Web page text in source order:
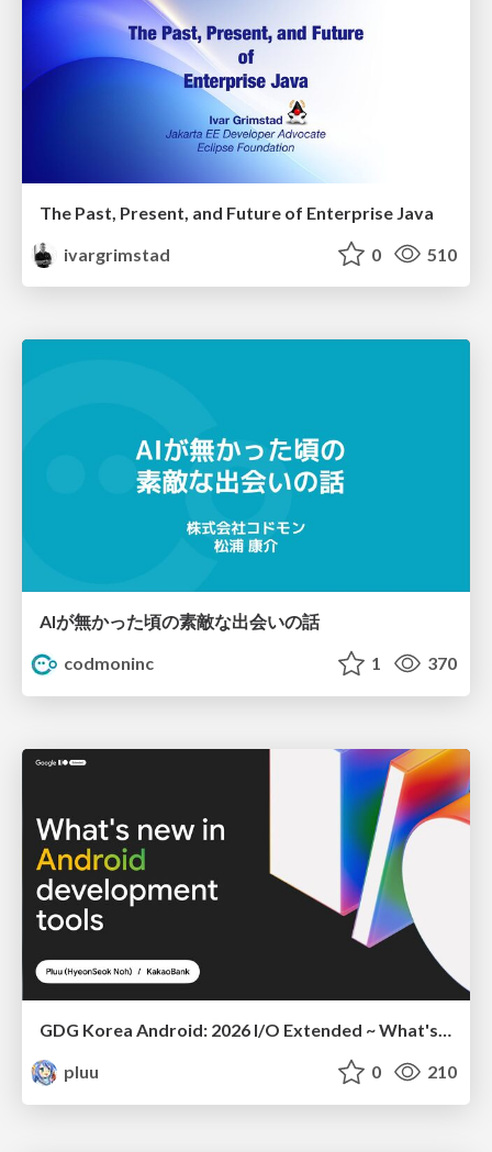
The Past, Present, and Future of Enterprise Java
ivargrimstad
0 510
AIが無かった頃の素敵な出会いの話
codmoninc
1 370
GDG Korea Android: 2026 I/O Extended ~ What's new in Android development tools
pluu
0 210